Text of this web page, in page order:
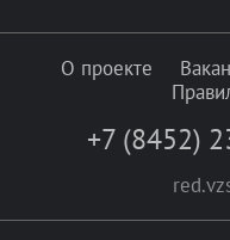
О проекте
+7 (8452)